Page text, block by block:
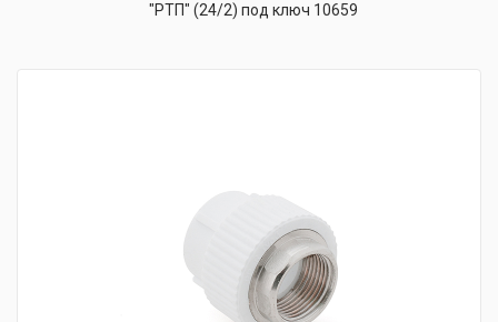
"РТП" (24/2) под ключ 10659